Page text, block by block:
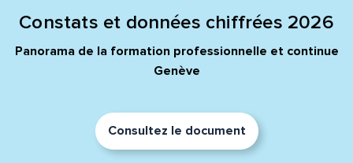
Constats et données chiffrées 2026
Panorama de la formation professionnelle et continue
Genève
Consultez le document